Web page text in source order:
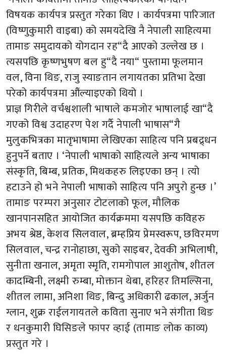
विषयक कार्यपत्र प्रस्तुत गरेका थिए । कार्यपत्रमा पारिजात
(विष्णुकुमारी वाइबा) को समयदेखि नै नेपाली साहित्यमा
तामाङ समुदायको योगदान रह“दै आएको उल्लेख छ ।
त्यसपछि कृष्णभुषण बल हु“दै नया“ पुस्तामा फूलमान
वल, विना थिङ, राजु स्याङतान लगायतका प्रतिभा देखा
परेको कार्यपत्रमा औंल्याइएको थियो ।
प्राज्ञ गिरीले वर्चश्वशाली भाषाले कमजोर भाषालाई खा“दै
गएको विश्व उदाहरण पेश गर्दै नेपाली भाषास“गै
मुलुकभित्रका मातृभाषामा लेखिएका साहित्य पनि प्रबद्र्धन
हुनुपर्ने बताए । ‘नेपाली भाषाको साहित्यले अन्य भाषाका
संस्कृति, बिम्ब, प्रतिक, मिथकहरु लिइएका छन् । त्यो
हटाउने हो भने नेपाली भाषाको साहित्य पनि अपुरो हुन्छ ।’
तामाङ परम्परा अनुसार टोटलाको फूल, मौलिक
खानपानसहित आयोजित कार्यक्रममा यसपछि कविहरु
अभय श्रेष्ठ, केशव सिलवाल, ब्रम्हप्रिय प्रेमस्वरूप, छविरमण
सिलवाल, चन्द्र रानोहाछा, सुको साइबर, देवकी अभिलाषी,
सुनीता खनाल, अमृता स्मृति, रामगोपाल आशुतोष, शीतल
कादम्बिनी, लक्ष्मी रुम्बा, मोक्तान थेबा, हरिहर तिमल्सिना,
शीतल लामा, अनिशा थिङ, बिन्दु अधिकारी ढकाल, अर्जुन
ग्लान, शुक्र राईलगायतले कविता सुनाए भने संगीता थिङ
र धनकुमारी घिसिङले फापर व्हाई (तामाङ लोक काव्य)
प्रस्तुत गरे ।